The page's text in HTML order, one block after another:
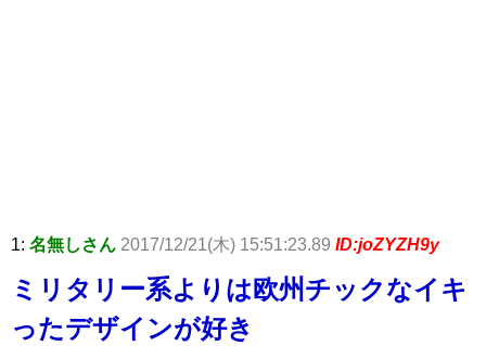
1: 名無しさん 2017/12/21(木) 15:51:23.89 ID:joZYZH9y
ミリタリー系よりは欧州チックなイキ
ったデザインが好き